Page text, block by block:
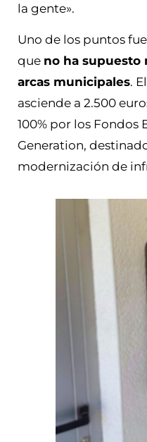
la gente».
Uno de los puntos
que no ha supuesto
arcas municipales.
asciende a 2.500
100% por los Fondos
Generation,
modernización de